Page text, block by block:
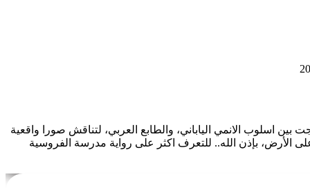
اسلوب الانمي الياباني، والطابع العربي، لتناقش صورا واقعية
بإذن الله.. للتعرف اكثر على رواية مدرسة الفروسية